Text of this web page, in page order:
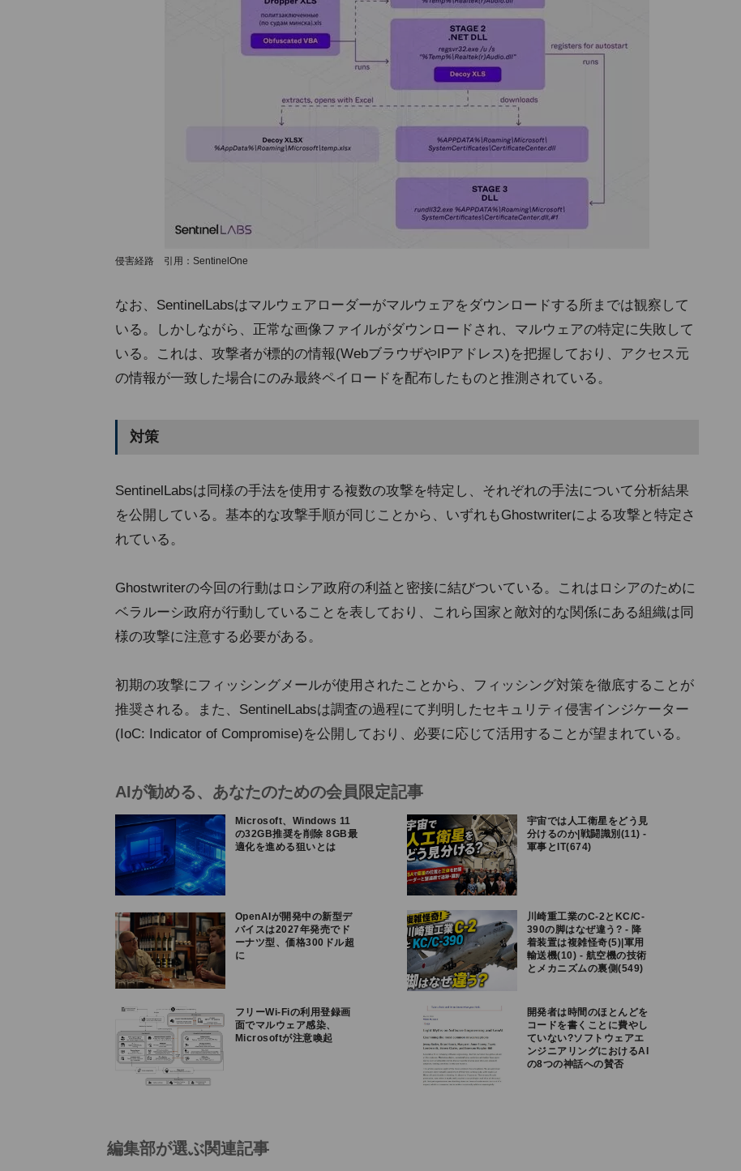
侵害経路 引用：SentinelOne
なお、SentinelLabsはマルウェアローダーがマルウェアをダウンロードする所までは観察して
いる。しかしながら、正常な画像ファイルがダウンロードされ、マルウェアの特定に失敗して
いる。これは、攻撃者が標的の情報(WebブラウザやIPアドレス)を把握しており、アクセス元
の情報が一致した場合にのみ最終ペイロードを配布したものと推測されている。
対策
SentinelLabsは同様の手法を使用する複数の攻撃を特定し、それぞれの手法について分析結果
を公開している。基本的な攻撃手順が同じことから、いずれもGhostwriterによる攻撃と特定さ
れている。
Ghostwriterの今回の行動はロシア政府の利益と密接に結びついている。これはロシアのために
ベラルーシ政府が行動していることを表しており、これら国家と敵対的な関係にある組織は同
様の攻撃に注意する必要がある。
初期の攻撃にフィッシングメールが使用されたことから、フィッシング対策を徹底することが
推奨される。また、SentinelLabsは調査の過程にて判明したセキュリティ侵害インジケーター
(IoC: Indicator of Compromise)を公開しており、必要に応じて活用することが望まれている。
AIが勧める、あなたのための会員限定記事
Microsoft、Windows 11
の32GB推奨を削除 8GB最
適化を進める狙いとは
宇宙では人工衛星をどう見
分けるのか|戦闘識別(11) -
軍事とIT(674)
OpenAIが開発中の新型デ
バイスは2027年発売でド
ーナツ型、価格300ドル超
に
川崎重工業のC-2とKC/C-
390の脚はなぜ違う? - 降
着装置は複雑怪奇(5)|軍用
輸送機(10) - 航空機の技術
とメカニズムの裏側(549)
フリーWi-Fiの利用登録画
面でマルウェア感染、
Microsoftが注意喚起
開発者は時間のほとんどを
コードを書くことに費やし
ていない?ソフトウェアエ
ンジニアリングにおけるAI
の8つの神話への賛否
編集部が選ぶ関連記事